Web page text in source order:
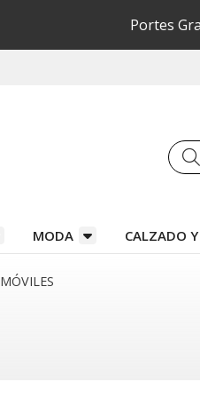
Portes
MODA CALZADO
MÓVILES